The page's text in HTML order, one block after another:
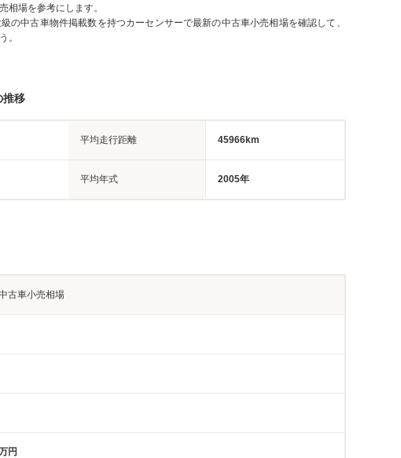
相場を参考にします。
の中古車物件掲載数を持つカーセンサーで最新の中古車小売相場を確認して、
。
推移
平均走行距離 45966km
平均年式 2005年
古車小売相場
円